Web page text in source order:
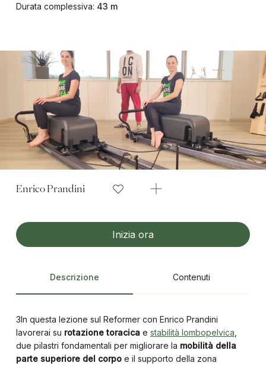
Durata complessiva: 43 m
Enrico Prandini
Inizia ora
Descrizione Contenuti
3In questa lezione sul Reformer con Enrico Prandini
lavorerai su rotazione toracica e stabilità lombopelvica
due pilastri fondamentali per migliorare la mobilità della
parte superiore del corpoe il supporto della zona